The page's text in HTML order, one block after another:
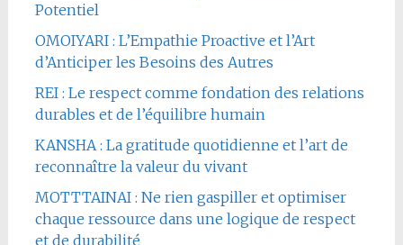
Potentiel
OMOIYARI : L’Empathie Proactive et l’Art
d’Anticiper les Besoins des Autres
REI : Le respect comme fondation des relations
durables et de l’équilibre humain
KANSHA : La gratitude quotidienne et l’art de
reconnaître la valeur du vivant
MOTTTAINAI : Ne rien gaspiller et optimiser
chaque ressource dans une logique de respect
et de durabilité